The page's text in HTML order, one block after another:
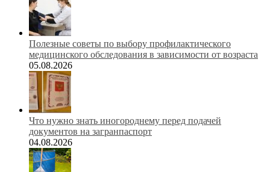
Полезные советы по выбору профилактического
медицинского обследования в зависимости от возраста
05.08.2026
Что нужно знать иногороднему перед подачей
документов на загранпаспорт
04.08.2026